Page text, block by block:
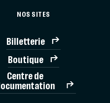
NOS SITES
Billetterie
Boutique
Centre de